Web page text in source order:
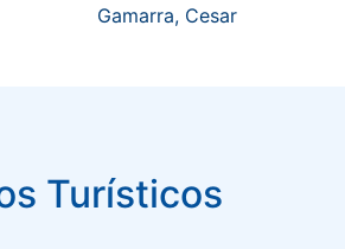
Gamarra, Cesar
Turísticos